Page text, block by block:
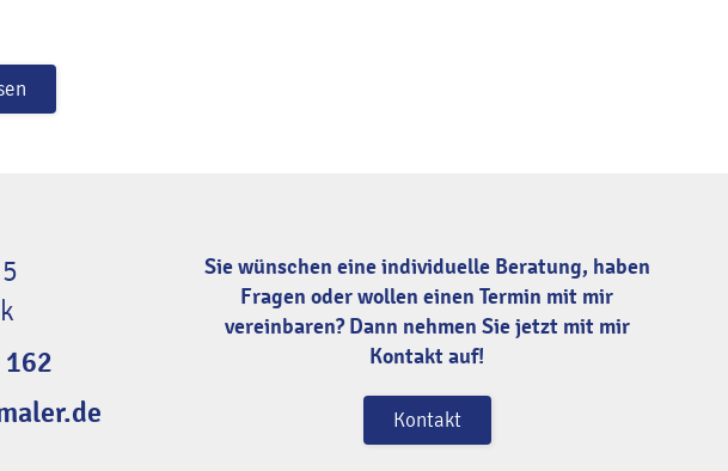
Sie wünschen eine individuelle Beratung, haben
Fragen oder wollen einen Termin mit mir
vereinbaren? Dann nehmen Sie jetzt mit mir
Kontakt auf!
Kontakt